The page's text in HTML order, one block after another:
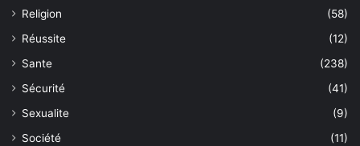
Religion
(58)
Réussite
(12)
Sante
(238)
Sécurité
(41)
Sexualite
(9)
Société
(11)